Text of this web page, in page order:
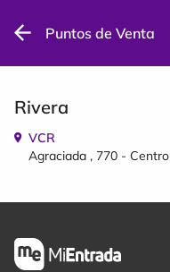
Puntos de Venta
Rivera
VCR
Agraciada , 770 - Centro